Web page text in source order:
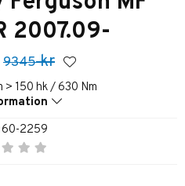
2007.09-
9345kr
> 150 hk / 630 Nm
60-2259